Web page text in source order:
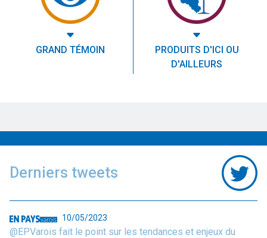
GRAND TÉMOIN
PRODUITS D'ICI OU
D'AILLEURS
Derniers tweets
10/05/2023
@EPVarois fait le point sur les tendances et enjeux du